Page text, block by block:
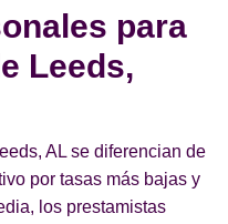
para
Leeds,
AL se diferencian de
por tasas más bajas y
los prestamistas